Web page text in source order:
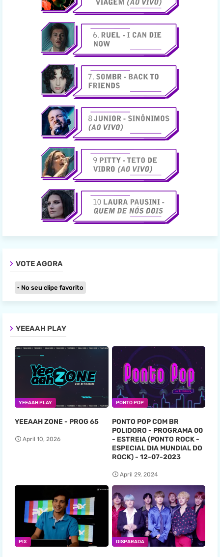
VOTE AGORA
No seu clipe favorito
YEEAAH PLAY
YEEAAH PLAY
YEEAAH ZONE - PROG 65
April 10, 2026
PONTO POP
PONTO POP COM BR
POLIDORO - PROGRAMA 00
- ESTREIA (PONTO ROCK -
ESPECIAL DIA MUNDIAL DO
ROCK) - 12-07-2023
April 29, 2024
PIX DISPARADA